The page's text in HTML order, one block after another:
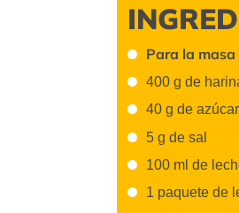
Para la masa
400 g de
40 g de azúcar
5 g de sal
100 ml de
1 paquete de